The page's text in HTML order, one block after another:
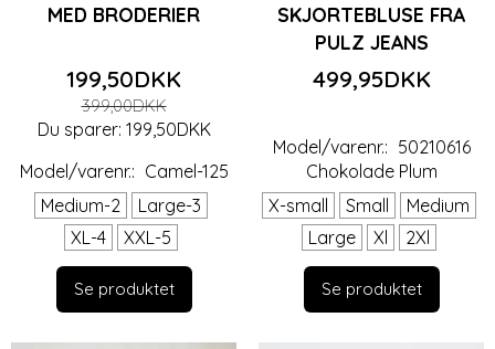
MED BRODERIER
199,50DKK
399,00DKK
Du sparer: 199,50DKK
Model/varenr.: Camel-125
Medium-2
Large-3
XL-4
XXL-5
Se produktet
SKJORTEBLUSE FRA
PULZ JEANS
499,95DKK
Model/varenr.: 50210616
Chokolade Plum
X-small
Small
Medium
Large
Xl 2Xl
Se produktet